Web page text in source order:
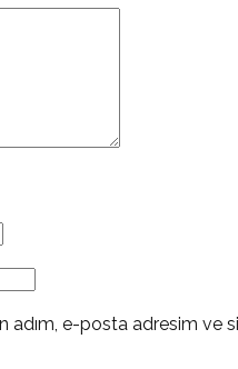
adım, e-posta adresim ve